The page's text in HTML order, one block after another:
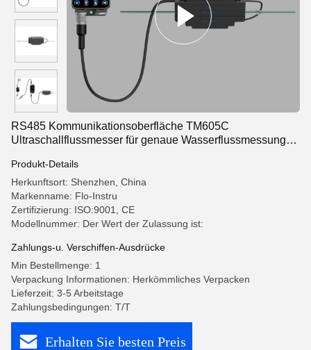
RS485 Kommunikationsoberfläche TM605C
Ultraschallflussmesser für genaue Wasserflussmessung
Produkt-Details
Herkunftsort: Shenzhen, China
Markenname: Flo-Instru
Zertifizierung: ISO:9001, CE
Modellnummer: Der Wert der Zulassung ist:
Zahlungs-u. Verschiffen-Ausdrücke
Min Bestellmenge: 1
Verpackung Informationen: Herkömmliches Verpacken
Lieferzeit: 3-5 Arbeitstage
Zahlungsbedingungen: T/T
Erhalten Sie besten Preis